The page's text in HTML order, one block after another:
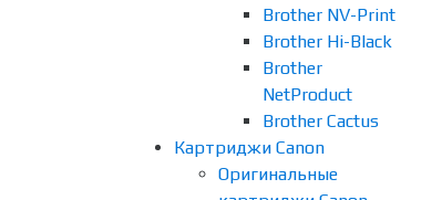
Brother NV-Print
Brother Hi-Black
Brother
NetProduct
Brother Cactus
Картриджи Canon
Оригинальные